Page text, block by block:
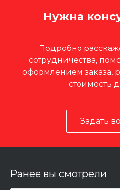
Нужна
Подробно
сотрудничества,
оформлением заказа,
стоимость
Задать
Ранее вы смотрели